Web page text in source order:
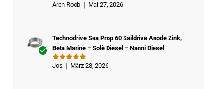
Bewertet
Arch Roob Mai 27, 2026
Bewertet
Technodrive Sea Prop 60 Saildrive Anode Zink,
Beta Marine – Solè Diesel – Nanni Diesel
Jos März 28, 2026